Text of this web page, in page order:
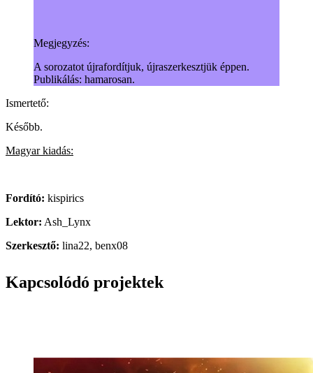
Megjegyzés:
A sorozatot újrafordítjuk, újraszerkesztjük éppen.
Publikálás: hamarosan.
Ismertető:
Később.
Magyar kiadás:
Fordító: kispirics
Lektor: Ash_Lynx
Szerkesztő: lina22, benx08
Kapcsolódó projektek